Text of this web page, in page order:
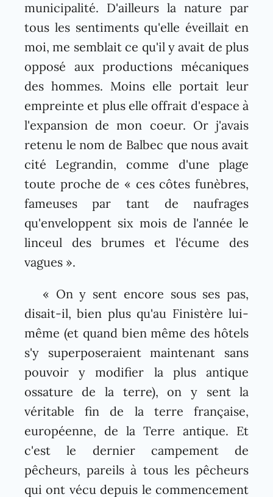
municipalité. D'ailleurs la nature par
tous les sentiments qu'elle éveillait en
moi, me semblait ce qu'il y avait de plus
opposé aux productions mécaniques
des hommes. Moins elle portait leur
empreinte et plus elle offrait d'espace à
l'expansion de mon coeur. Or j'avais
retenu le nom de Balbec que nous avait
cité Legrandin, comme d'une plage
toute proche de « ces côtes funèbres,
fameuses par tant de naufrages
qu'enveloppent six mois de l'année le
linceul des brumes et l'écume des
vagues ».
« On y sent encore sous ses pas,
disait-il, bien plus qu'au Finistère lui-
même (et quand bien même des hôtels
s'y superposeraient maintenant sans
pouvoir y modifier la plus antique
ossature de la terre), on y sent la
véritable fin de la terre française,
européenne, de la Terre antique. Et
c'est le dernier campement de
pêcheurs, pareils à tous les pêcheurs
qui ont vécu depuis le commencement